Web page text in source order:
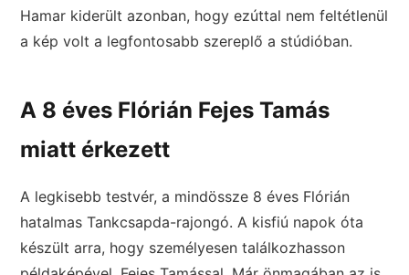
Hamar kiderült azonban, hogy ezúttal nem feltétlenül
a kép volt a legfontosabb szereplő a stúdióban.
A 8 éves Flórián Fejes Tamás
miatt érkezett
A legkisebb testvér, a mindössze 8 éves Flórián
hatalmas Tankcsapda-rajongó. A kisfiú napok óta
készült arra, hogy személyesen találkozhasson